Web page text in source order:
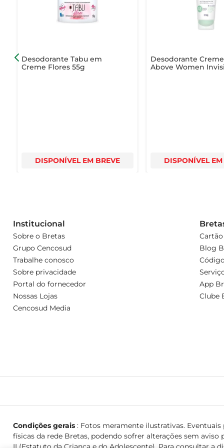
Desodorante Tabu em
Creme Flores 55g
DISPONÍVEL EM BREVE
Desodorante Creme
Above Women
DISPONÍVEL EM
Institucional
Sobre o Bretas
Grupo Cencosud
Trabalhe conosco
Sobre privacidade
Portal do fornecedor
Nossas Lojas
Cencosud Media
Blog
App
Clube
Condições gerais: Fotos meramente ilustrativas. Eventuais
físicas da rede Bretas, podendo sofrer alterações sem aviso